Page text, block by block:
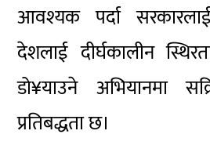
आवश्यक पर्दा
देशलाई दीर्घकालीन
डो¥याउने अभियानमा
प्रतिबद्धता छ।